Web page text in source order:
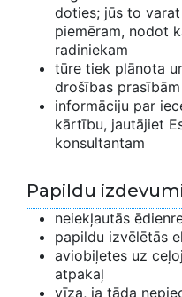
doties; jūs to
piemēram, nodot
radiniekam
tūre tiek plānota
drošības prasībām
informāciju par
kārtību, jautājiet
konsultantam
Papildu
neiekļautās
papildu izvēlētās
aviobiļetes uz
atpakaļ
vīza, ja tāda